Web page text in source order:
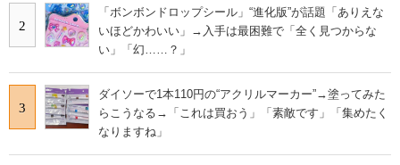
2
「ボンボンドロップシール」“進化版”が話題「ありえな
いほどかわいい」→入手は最困難で「全く見つからな
い」「幻……？」
3
ダイソーで1本110円の“アクリルマーカー”→塗ってみた
らこうなる→「これは買おう」「素敵です」「集めたく
なりますね」